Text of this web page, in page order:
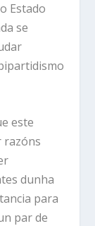
Estado
se
este
razóns
dunha
para
par de